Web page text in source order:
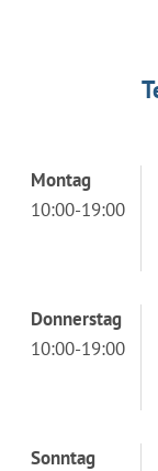
Montag
10:00-19:00
Donnerstag
10:00-19:00
Sonntag